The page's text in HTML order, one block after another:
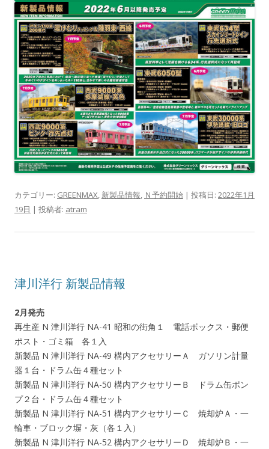
カテゴリー: GREENMAX, 新製品情報, Ｎ予約開始 | 投稿日: 2022年1月
19日 | 投稿者: atram
津川洋行 新製品情報
2月発売
再生産 N 津川洋行 NA-41 昭和の街角１ 電話ボックス・郵便
ポスト・ゴミ箱 各１入
新製品 N 津川洋行 NA-49 構内アクセサリーＡ ガソリン計量
器１台・ドラム缶４種セット
新製品 N 津川洋行 NA-50 構内アクセサリーＢ ドラム缶ポン
プ２台・ドラム缶４種セット
新製品 N 津川洋行 NA-51 構内アクセサリーＣ 焼却炉Ａ・一
輪車・ブロック塀・灰（各１入）
新製品 N 津川洋行 NA-52 構内アクセサリーＤ 焼却炉Ｂ・一